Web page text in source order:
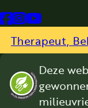
Follow us on
Follow us on
Follow us on
Therapeut,
Deze